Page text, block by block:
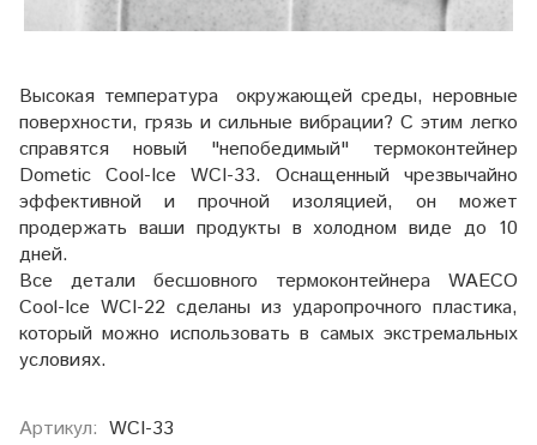
Высокая температура окружающей среды, неровные
поверхности, грязь и сильные вибрации? С этим легко
справятся новый "непобедимый" термоконтейнер
Dometic Cool-Ice WCI-33. Оснащенный чрезвычайно
эффективной и прочной изоляцией, он может
продержать ваши продукты в холодном виде до 10
дней.
Все детали бесшовного термоконтейнера WAECO
Cool-Ice WCI-22 сделаны из ударопрочного пластика,
который можно использовать в самых экстремальных
условиях.
Артикул: WCI-33